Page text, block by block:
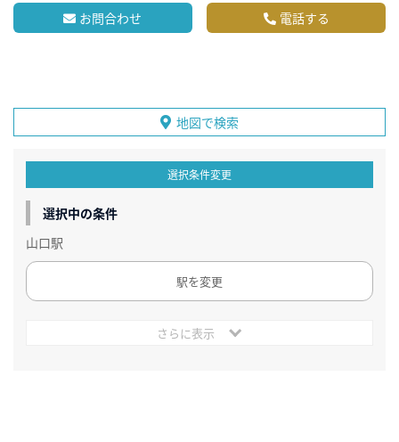
お問合わせ 電話する
地図で検索
選択条件変更
選択中の条件
山口駅
駅を変更
さらに表示